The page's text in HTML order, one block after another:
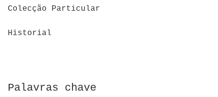
Colecção Particular
Historial
Palavras chave